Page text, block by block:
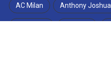
AC Milan Anthony Joshua